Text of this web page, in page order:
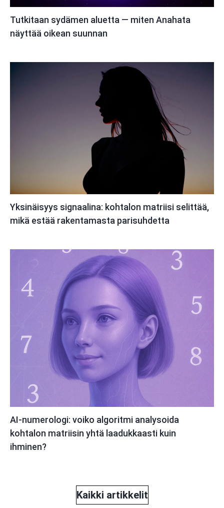
Tutkitaan sydämen aluetta — miten Anahata
näyttää oikean suunnan
Yksinäisyys signaalina: kohtalon matriisi selittää,
mikä estää rakentamasta parisuhdetta
AI-numerologi: voiko algoritmi analysoida
kohtalon matriisin yhtä laadukkaasti kuin
ihminen?
Kaikki artikkelit